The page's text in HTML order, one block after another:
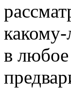
какому-
в